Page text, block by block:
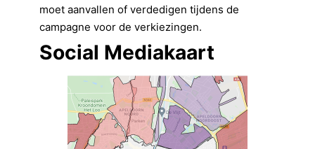
moet aanvallen of verdedigen tijdens de
campagne voor de verkiezingen.
Social Mediakaart